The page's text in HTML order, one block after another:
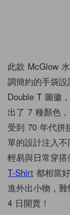
此款 McGlow
調簡約的手袋
Double T 圖徽
出了 7 種顏色
受到 70 年代拼
單的設計注入
輕易與日常穿
T-Shirt 都相當
進外出小物，
4 日開賣！